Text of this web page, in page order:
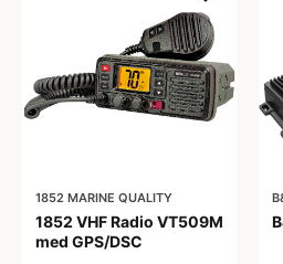
1852 MARINE QUALITY
1852 VHF Radio VT509M
med GPS/DSC